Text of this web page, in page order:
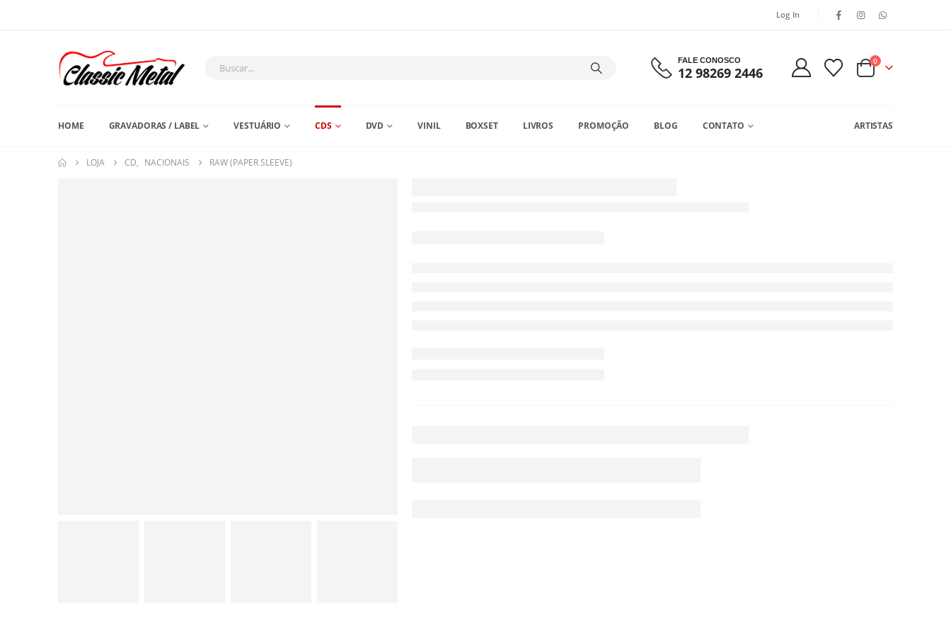
Log In
FALE CONOSCO
12 98269 2446
0
HOME GRAVADORAS / LABEL VESTUÁRIO CDS DVD VINIL BOXSET LIVROS PROMOÇÃO BLOG CONTATO ARTISTAS
LOJA CD, NACIONAIS RAW (PAPER SLEEVE)